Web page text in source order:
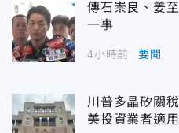
傳石崇良、姜
一事
4小時前 要聞
川普多晶矽關
美投資業者適